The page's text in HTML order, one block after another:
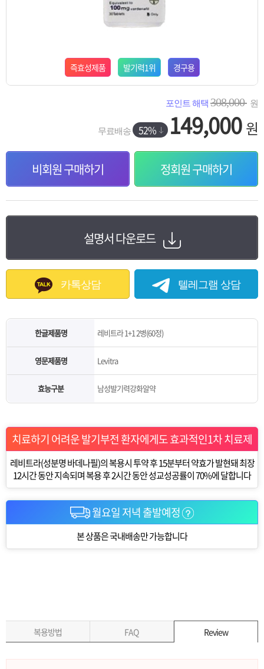
즉효성제품 발기력1위 경구용
포인트 해택 308,000 원
무료배송 52% 149,000원
비회원 구매하기 정회원 구매하기
설명서 다운로드
카톡상담 텔레그램 상담
한글제품명 레비트라 1+1 2병(60정)
영문제품명 Levitra
효능구분 남성발기력강화알약
치료하기 어려운 발기부전 환자에게도 효과적인1차 치료제
레비트라(성분명 바데나필)의 복용시 투약 후 15분부터 약효가 발현돼 최장
12시간 동안 지속되며 복용 후 2시간 동안 성교성공률이 70%에 달합니다
월요일 저녁 출발예정
본 상품은 국내배송만 가능합니다
복용방법 FAQ Review